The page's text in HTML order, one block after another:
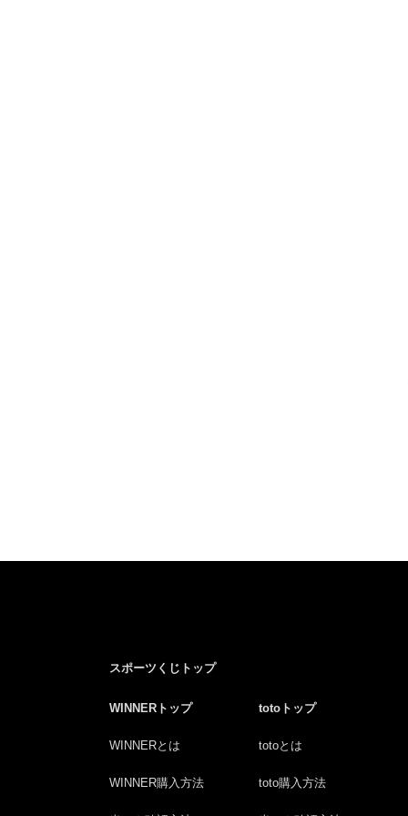
スポーツくじトップ
WINNERトップ
WINNERとは
WINNER購入方法
totoトップ
totoとは
toto購入方法